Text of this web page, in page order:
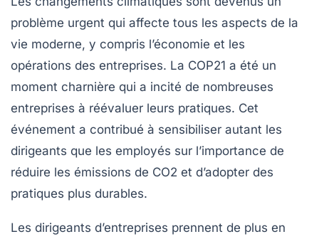
problème urgent qui affecte tous les aspects de la
vie moderne, y compris l’économie et les
opérations des entreprises. La COP21 a été un
moment charnière qui a incité de nombreuses
entreprises à réévaluer leurs pratiques. Cet
événement a contribué à sensibiliser autant les
dirigeants que les employés sur l’importance de
réduire les émissions de CO2 et d’adopter des
pratiques plus durables.
Les dirigeants d’entreprises prennent de plus en